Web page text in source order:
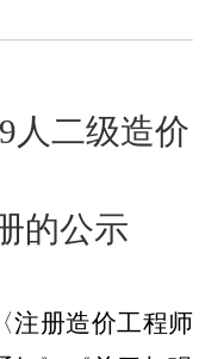
9人二级造价
的公示
注册造价工程师